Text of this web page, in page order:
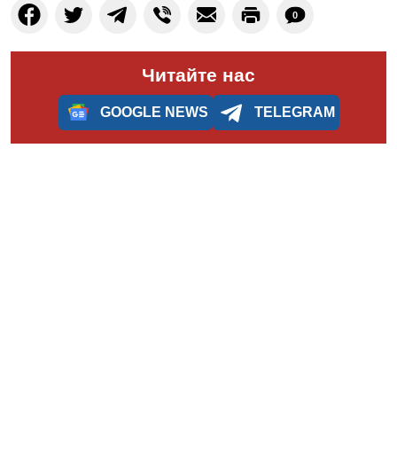
0
Читайте нас
GOOGLE NEWS TELEGRAM